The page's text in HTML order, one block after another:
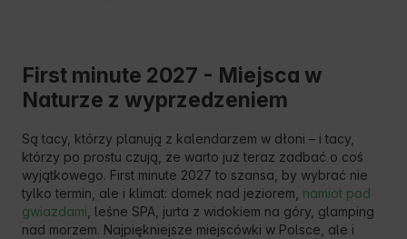
First minute 2027 - Miejsca w
Naturze z wyprzedzeniem
Są tacy, którzy planują z kalendarzem w dłoni – i tacy,
którzy po prostu czują, że warto już teraz zadbać o coś
wyjątkowego. First minute 2027 to szansa, by wybrać nie
tylko termin, ale i klimat: domek nad jeziorem, namiot pod
gwiazdami , leśne SPA, jurta z widokiem na góry, glamping
nad morzem. Najpiękniejsze miejscówki w Polsce, ale i